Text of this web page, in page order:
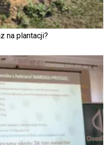
na plantacji?